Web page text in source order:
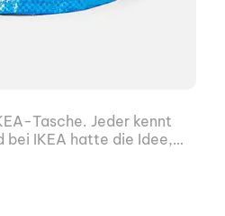
Tasche. Jeder kennt
bei IKEA hatte die Idee,